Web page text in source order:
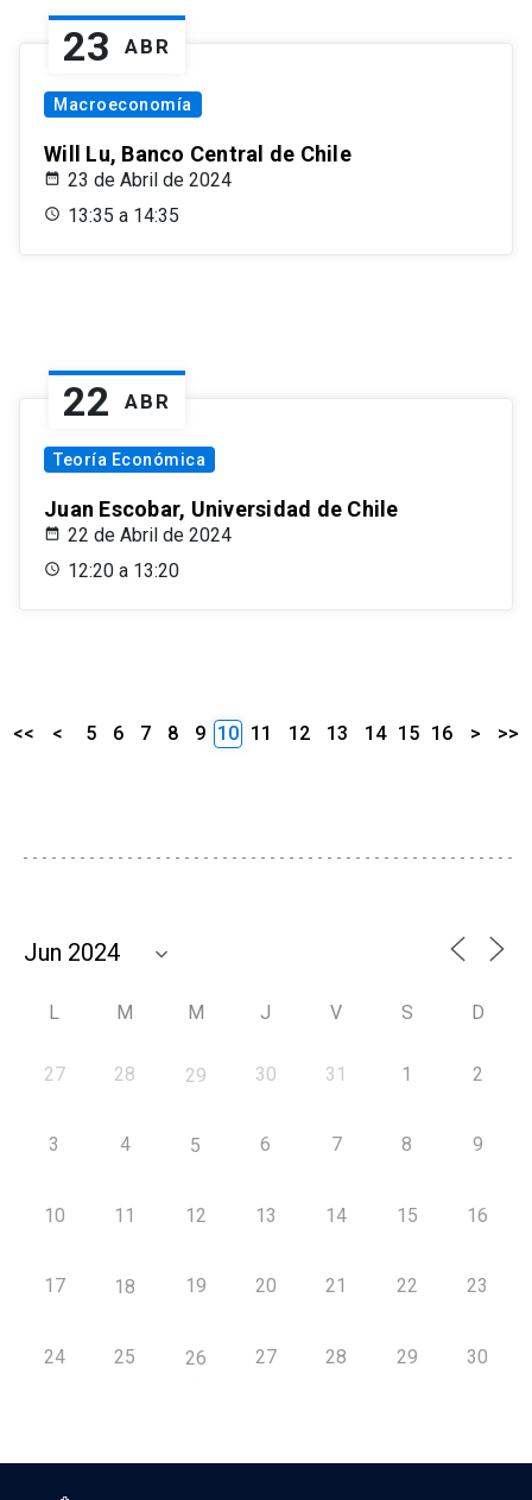
23 ABR
Macroeconomía
Will Lu, Banco Central de Chile
23 de Abril de 2024
13:35 a 14:35
22 ABR
Teoría Económica
Juan Escobar, Universidad de Chile
22 de Abril de 2024
12:20 a 13:20
<< < 5 6 7 8 9 10 11 12 13 14 15 16 > >>
L M M J V S D
27 28 29 30 31 1 2
3 4 5 6 7 8 9
10 11 12 13 14 15 16
17 18 19 20 21 22 23
24 25 26 27 28 29 30